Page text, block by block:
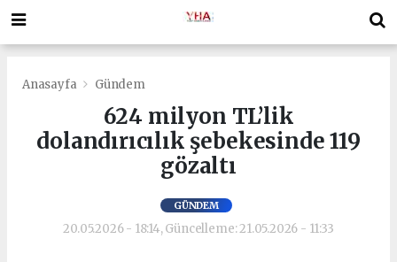
Anasayfa Gündem
624 milyon TL’lik
dolandırıcılık şebekesinde 119
gözaltı
GÜNDEM
20.05.2026 - 18:14, Güncelleme: 21.05.2026 - 11:33